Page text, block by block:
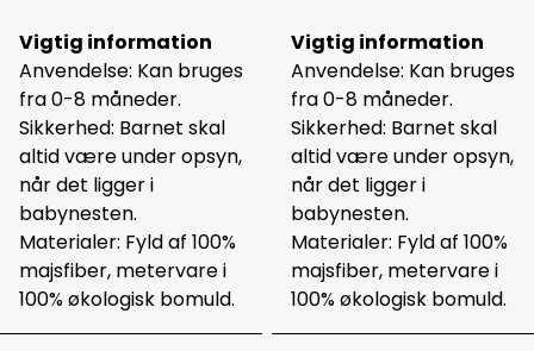
Vigtig information
Anvendelse: Kan bruges
fra 0-8 måneder.
Sikkerhed: Barnet skal
altid være under opsyn,
når det ligger i
babynesten.
Materialer: Fyld af 100%
majsfiber, metervare i
100% økologisk bomuld.
Vigtig information
Anvendelse: Kan bruges
fra 0-8 måneder.
Sikkerhed: Barnet skal
altid være under opsyn,
når det ligger i
babynesten.
Materialer: Fyld af 100%
majsfiber, metervare i
100% økologisk bomuld.